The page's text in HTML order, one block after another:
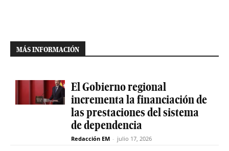
MÁS INFORMACIÓN
El Gobierno regional
incrementa la financiación de
las prestaciones del sistema
de dependencia
Redacción EM - julio 17, 2026